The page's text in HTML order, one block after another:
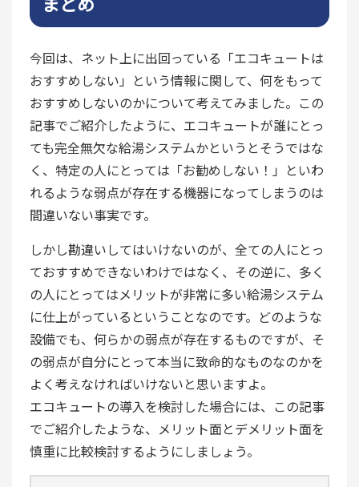
今回は、ネット上に出回っている「エコキュートは
おすすめしない」という情報に関して、何をもって
おすすめしないのかについて考えてみました。この
記事でご紹介したように、エコキュートが誰にとっ
ても完全無欠な給湯システムかというとそうではな
く、特定の人にとっては「お勧めしない！」といわ
れるような弱点が存在する機器になってしまうのは
間違いない事実です。
しかし勘違いしてはいけないのが、全ての人にとっ
ておすすめできないわけではなく、その逆に、多く
の人にとってはメリットが非常に多い給湯システム
に仕上がっているということなのです。どのような
設備でも、何らかの弱点が存在するものですが、そ
の弱点が自分にとって本当に致命的なものなのかを
よく考えなければいけないと思いますよ。
エコキュートの導入を検討した場合には、この記事
でご紹介したような、メリット面とデメリット面を
慎重に比較検討するようにしましょう。